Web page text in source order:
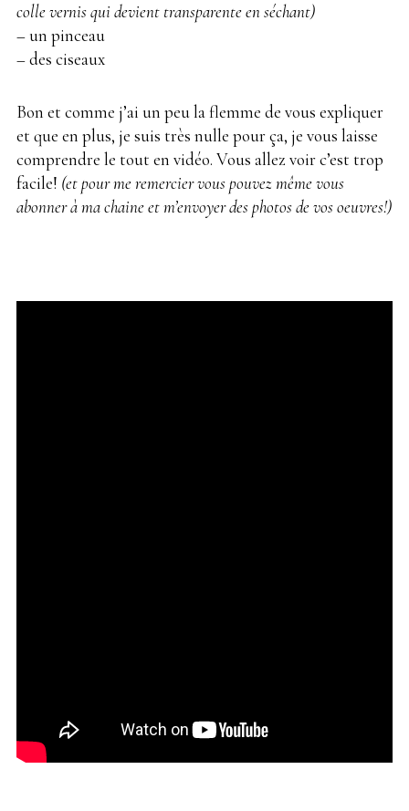
colle vernis qui devient transparente en séchant)
– un pinceau
– des ciseaux
Bon et comme j’ai un peu la flemme de vous expliquer
et que en plus, je suis très nulle pour ça, je vous laisse
comprendre le tout en vidéo. Vous allez voir c’est trop
facile! (et pour me remercier vous pouvez même vous
abonner à ma chaine et m’envoyer des photos de vos oeuvres!)